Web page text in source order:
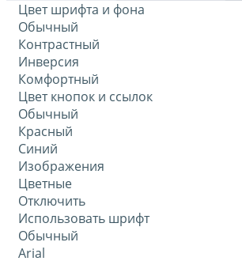
Цвет шрифта и фона
Обычный
Контрастный
Инверсия
Комфортный
Цвет кнопок и ссылок
Обычный
Красный
Синий
Изображения
Цветные
Отключить
Использовать шрифт
Обычный
Arial